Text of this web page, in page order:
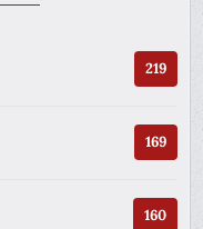
219
169
160